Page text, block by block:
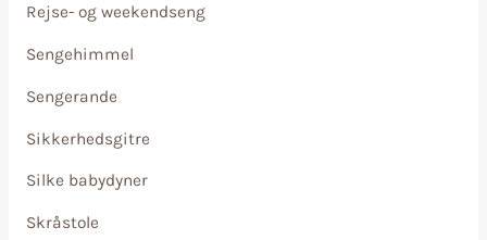
Rejse- og weekendseng
Sengehimmel
Sengerande
Sikkerhedsgitre
Silke babydyner
Skråstole